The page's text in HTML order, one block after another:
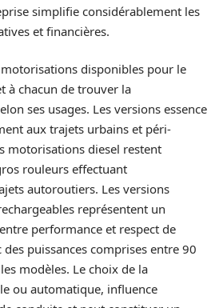
simplifie considérablement les
et financières.
disponibles pour le
à chacun de trouver la
ses usages. Les versions essence
aux trajets urbains et péri-
motorisations diesel restent
rouleurs effectuant
autoroutiers. Les versions
représentent un
performance et respect de
puissances comprises entre 90
modèles. Le choix de la
ou automatique, influence